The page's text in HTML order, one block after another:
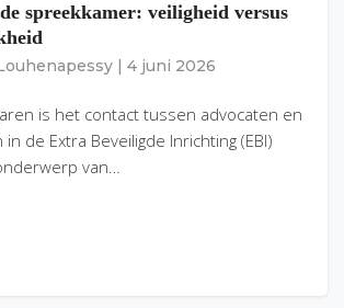
spreekkamer: veiligheid versus
4 juni 2026
is het contact tussen advocaten en
de Extra Beveiligde Inrichting (EBI)
van…